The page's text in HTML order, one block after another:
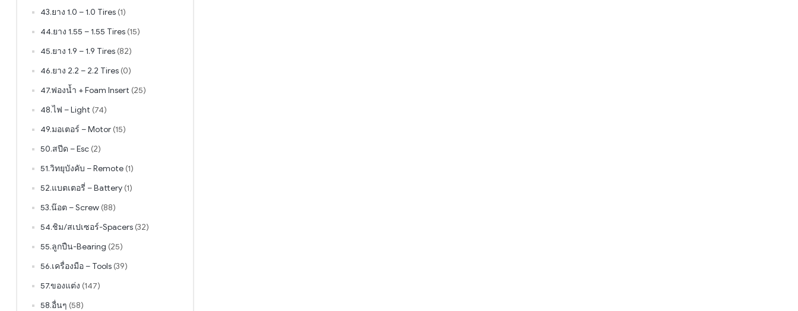
43.ยาง 1.0 – 1.0 Tires (1)
44.ยาง 1.55 – 1.55 Tires (15)
45.ยาง 1.9 – 1.9 Tires (82)
46.ยาง 2.2 – 2.2 Tires (0)
47.ฟองน้ำ + Foam Insert (25)
48.ไฟ – Light (74)
49.มอเตอร์ – Motor (15)
50.สปีด – Esc (2)
51.วิทยุบังคับ – Remote (1)
52.แบตเตอรี่ – Battery (1)
53.น๊อต – Screw (88)
54.ชิม/สเปเซอร์-Spacers (32)
55.ลูกปืน-Bearing (25)
56.เครื่องมือ – Tools (39)
57.ของแต่ง (147)
58.อื่นๆ (58)